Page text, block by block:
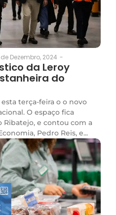
Dezembro, 2024 -
da Leroy
do
terça-feira o o novo
O espaço fica
Ribatejo, e contou com a
Pedro Reis, e...